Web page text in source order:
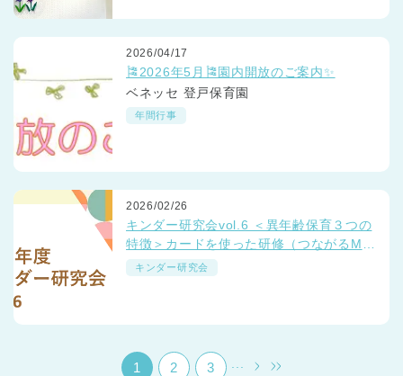
神奈川県 神奈川県 全域
千葉県 千葉県 全域
2026/04/17
🎏2026年5月🎏園内開放のご案内✨
ベネッセ 登戸保育園
年間行事
2026/02/26
キンダー研究会vol.6 ＜異年齢保育３つの
特徴＞カードを使った研修（つながるMT
G）
キンダー研究会
1 2 3